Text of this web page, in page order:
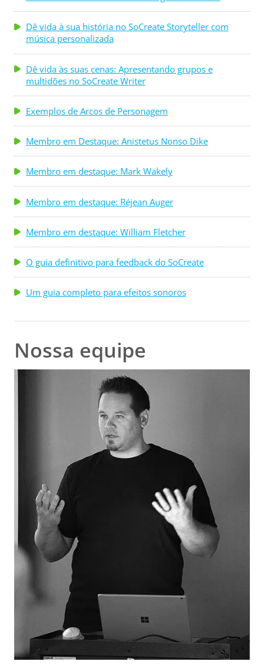
Dê vida à sua história no SoCreate Storyteller com
música personalizada
Dê vida às suas cenas: Apresentando grupos e
multidões no SoCreate Writer
Exemplos de Arcos de Personagem
Membro em Destaque: Anistetus Nonso Dike
Membro em destaque: Mark Wakely
Membro em destaque: Réjean Auger
Membro em destaque: William Fletcher
O guia definitivo para feedback do SoCreate
Um guia completo para efeitos sonoros
Nossa equipe